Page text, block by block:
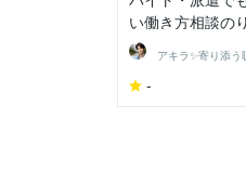
い働き方相談の
-